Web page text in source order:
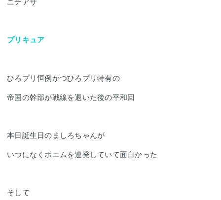
ニチアサ
プリキュア
ひろプリ恒例かつひろプリ特有の
帝国の幹部が戦線を退いた後の平和回
本日誕生日の ましろちゃんが
いつになくポエムを連発していて面白かった
そして